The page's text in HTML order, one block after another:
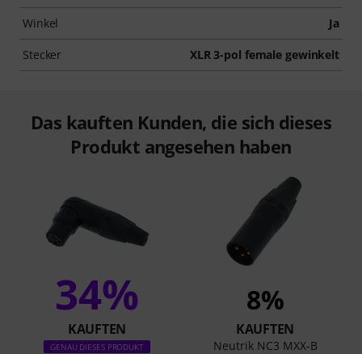
Winkel Ja
Stecker XLR 3-pol female gewinkelt
Das kauften Kunden, die sich dieses
Produkt angesehen haben
34%
KAUFTEN
GENAU DIESES PRODUKT
8%
KAUFTEN
Neutrik NC3 MXX-B